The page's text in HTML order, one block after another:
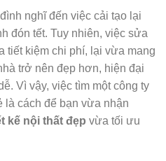
nghĩ đến việc cải tạo lại
đón tết. Tuy nhiên, việc sửa
tiết kiệm chi phí, lại vừa mang
trở nên đẹp hơn, hiện đại
Vì vậy, việc tìm một công ty
là cách để bạn vừa nhận
kế nội thất đẹp vừa tối ưu